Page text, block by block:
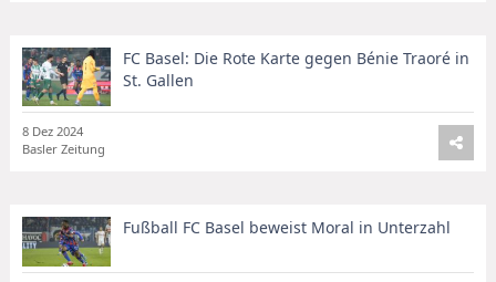
FC Basel: Die Rote Karte gegen Bénie Traoré in
St. Gallen
8 Dez 2024
Basler Zeitung
Fußball FC Basel beweist Moral in Unterzahl